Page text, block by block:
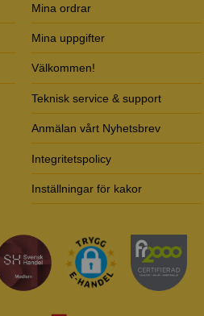
Mina ordrar
Mina uppgifter
Välkommen!
Teknisk service & support
Anmälan vårt Nyhetsbrev
Integritetspolicy
Inställningar för kakor